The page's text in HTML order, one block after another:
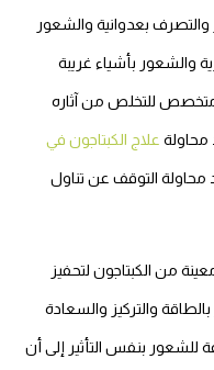
بعدوانية والشعور
والشعور بأشياء غريبة
متخصص للتخلص من آثاره
علاج الكبتاجون في
التوقف عن تناول
من الكبتاجون لتحفيز
والتركيز والسعادة
للشعور بنفس التأثير إلى أن